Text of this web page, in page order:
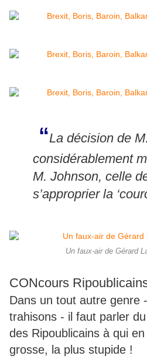
“La décision de
considérablement
M. Johnson, celle
s’approprier la
Un faux-air de Gérard
CONcours
Dans un tout autre genre
trahisons - il faut parler
des Ripoublicains à qui
grosse, la plus stupide !